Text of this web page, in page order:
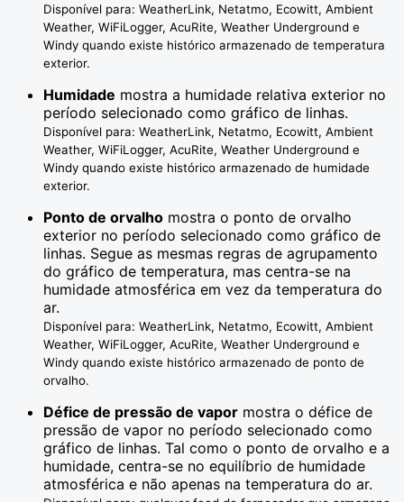
Disponível para: WeatherLink, Netatmo, Ecowitt, Ambient
Weather, WiFiLogger, AcuRite, Weather Underground e
Windy quando existe histórico armazenado de temperatura
exterior.
Humidade mostra a humidade relativa exterior no
período selecionado como gráfico de linhas.
Disponível para: WeatherLink, Netatmo, Ecowitt, Ambient
Weather, WiFiLogger, AcuRite, Weather Underground e
Windy quando existe histórico armazenado de humidade
exterior.
Ponto de orvalho mostra o ponto de orvalho
exterior no período selecionado como gráfico de
linhas. Segue as mesmas regras de agrupamento
do gráfico de temperatura, mas centra-se na
humidade atmosférica em vez da temperatura do
ar.
Disponível para: WeatherLink, Netatmo, Ecowitt, Ambient
Weather, WiFiLogger, AcuRite, Weather Underground e
Windy quando existe histórico armazenado de ponto de
orvalho.
Défice de pressão de vapor mostra o défice de
pressão de vapor no período selecionado como
gráfico de linhas. Tal como o ponto de orvalho e a
humidade, centra-se no equilíbrio de humidade
atmosférica e não apenas na temperatura do ar.